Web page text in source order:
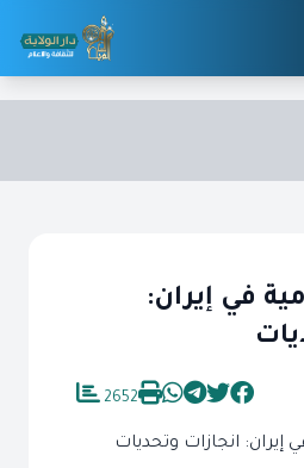
في إيران:
2652